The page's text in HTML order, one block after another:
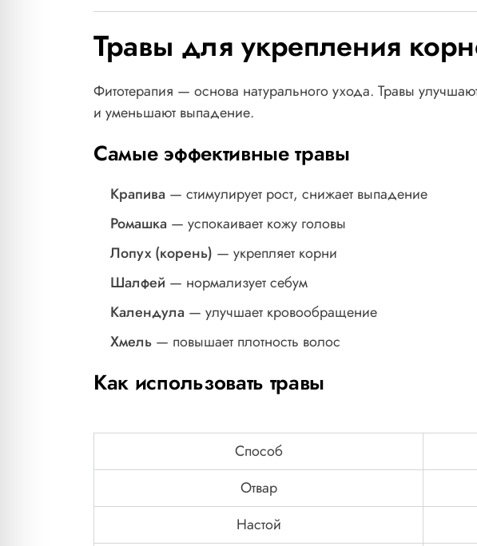
Травы для укрепления
Фитотерапия — основа натурального ухода. Травы
и уменьшают выпадение.
Самые эффективные травы
Крапива — стимулирует рост, снижает выпадение
Ромашка — успокаивает кожу головы
Лопух (корень) — укрепляет корни
Шалфей — нормализует себум
Календула — улучшает кровообращение
Хмель — повышает плотность волос
Как использовать травы
Способ
Отвар
Настой